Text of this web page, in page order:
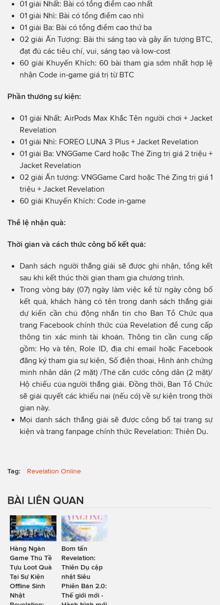
01 giải Nhất: Bài có tổng điểm cao nhất
01 giải Nhì: Bài có tổng điểm cao nhì
01 giải Ba: Bài có tổng điểm cao thứ ba
02 giải Ấn Tượng: Bài thi sáng tạo và gây ấn tượng BTC,
đạt đủ các tiêu chí, vui, sáng tạo và low-cost
60 giải Khuyến Khích: 60 bài tham gia sớm nhất hợp lệ
nhận Code in-game giá trị từ BTC
Phần thưởng sự kiện:
01 giải Nhất: AirPods Max Khắc Tên người chơi + Jacket
Revelation
01 giải Nhì: FOREO LUNA 3 Plus + Jacket Revelation
01 giải Ba: VNGGame Card hoặc Thẻ Zing trị giá 2 triệu +
Jacket Revelation
02 giải Ấn tượng: VNGGame Card hoặc Thẻ Zing trị giá 1
triệu + Jacket Revelation
60 giải Khuyến Khích: Code in-game
Thể lệ nhận quà:
Thời gian và cách thức công bố kết quả:
Danh sách người thắng giải sẽ được ghi nhận, tổng kết
sau khi kết thúc thời gian tham gia chương trình.
Trong vòng bảy (07) ngày làm việc kể từ ngày công bố
kết quả, khách hàng có tên trong danh sách thắng giải
dự kiến cần chủ động nhắn tin cho Ban Tổ Chức qua
trang Facebook chính thức của Revelation để cung cấp
thông tin xác minh tài khoản. Thông tin cần cung cấp
gồm: Họ và tên, Role ID, địa chỉ email hoặc Facebook
đăng ký tham gia sự kiện, Số điện thoại, Hình ảnh chứng
minh nhân dân (2 mặt) /Thẻ căn cước công dân (2 mặt)/
Hộ chiếu của người thắng giải. Đồng thời, Ban Tổ Chức
sẽ giải quyết các khiếu nại (nếu có) về sự kiện trong thời
gian này.
Mọi danh sách thắng giải sẽ được công bố tại trang sự
kiện và trang fanpage chính thức Revelation: Thiên Dụ.
Tag: Revelation Online
BÀI LIÊN QUAN
Hàng Ngàn
Game Thủ Tề
Tựu Loot Quà
Tại Sự Kiện
Offline Sinh
Nhật
Bom tấn
Revelation:
Thiên Dụ cập
nhật Siêu
Phiên Bản 2.0:
Thế giới mới -